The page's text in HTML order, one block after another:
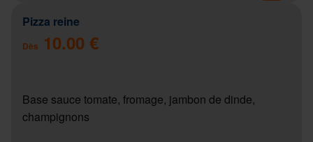
Pizza reine
Dès 10.00 €
Base sauce tomate, fromage, jambon de dinde,
champignons